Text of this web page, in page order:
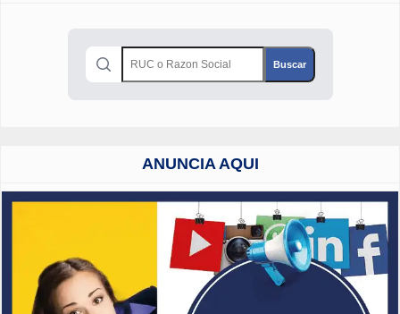
ANUNCIA AQUI